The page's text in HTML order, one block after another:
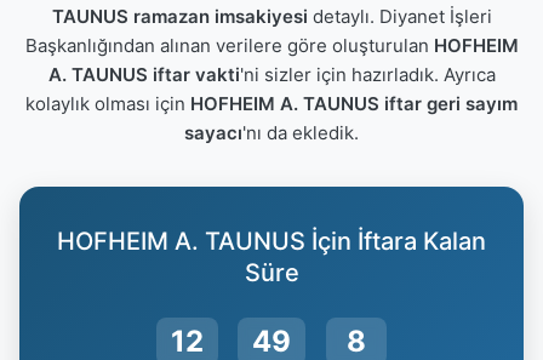
TAUNUS ramazan imsakiyesi detaylı. Diyanet İşleri
Başkanlığından alınan verilere göre oluşturulan HOFHEIM
A. TAUNUS iftar vakti'ni sizler için hazırladık. Ayrıca
kolaylık olması için HOFHEIM A. TAUNUS iftar geri sayım
sayacı'nı da ekledik.
HOFHEIM A. TAUNUS İçin İftara Kalan
Süre
12 49 8